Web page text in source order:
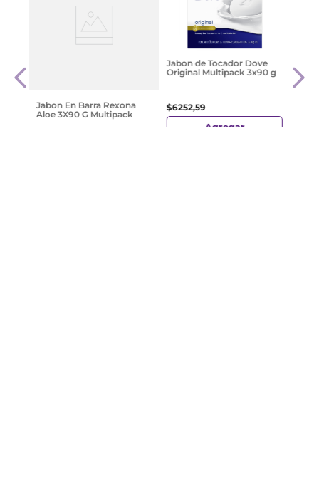
Jabon En Barra Rexona
Aloe 3X90 G Multipack
Jabon de Tocador Dove
Original Multipack 3x90 g
$6252,59
Agregar